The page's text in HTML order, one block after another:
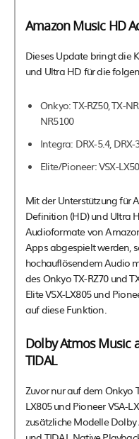
Amazon Music HD
Dieses Update bringt die
und Ultra HD für die
Onkyo: TX-RZ50, TX-
NR5100
Integra: DRX-5.4, DRX-
Elite/Pioneer: VSX-
Mit der Unterstützung für
Definition (HD) und Ultra
Audioformate von
Apps abgespielt werden,
hochauflösendem Audio
des Onkyo TX-RZ70 und
Elite VSX-LX805 und
auf diese Funktion.
Dolby Atmos Music
TIDAL
Zuvor nur auf dem Onkyo
LX805 und Pioneer VSA-
zusätzliche Modelle